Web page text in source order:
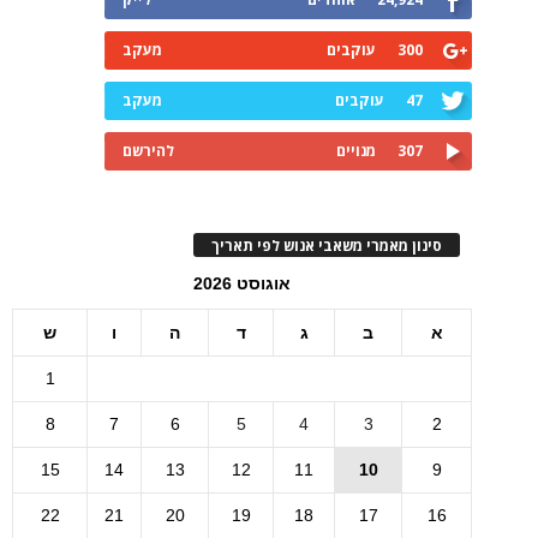
300 עוקבים מעקב
47 עוקבים מעקב
307 מנויים להירשם
סינון מאמרי משאבי אנוש לפי תאריך
אוגוסט 2026
א ב ג ד ה ו ש
1
2
3
4
5
6
7
8
9
10
11
12
13
14
15
16
17
18
19
20
21
22